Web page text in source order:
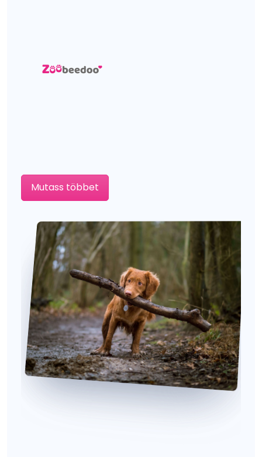
Mutass többet